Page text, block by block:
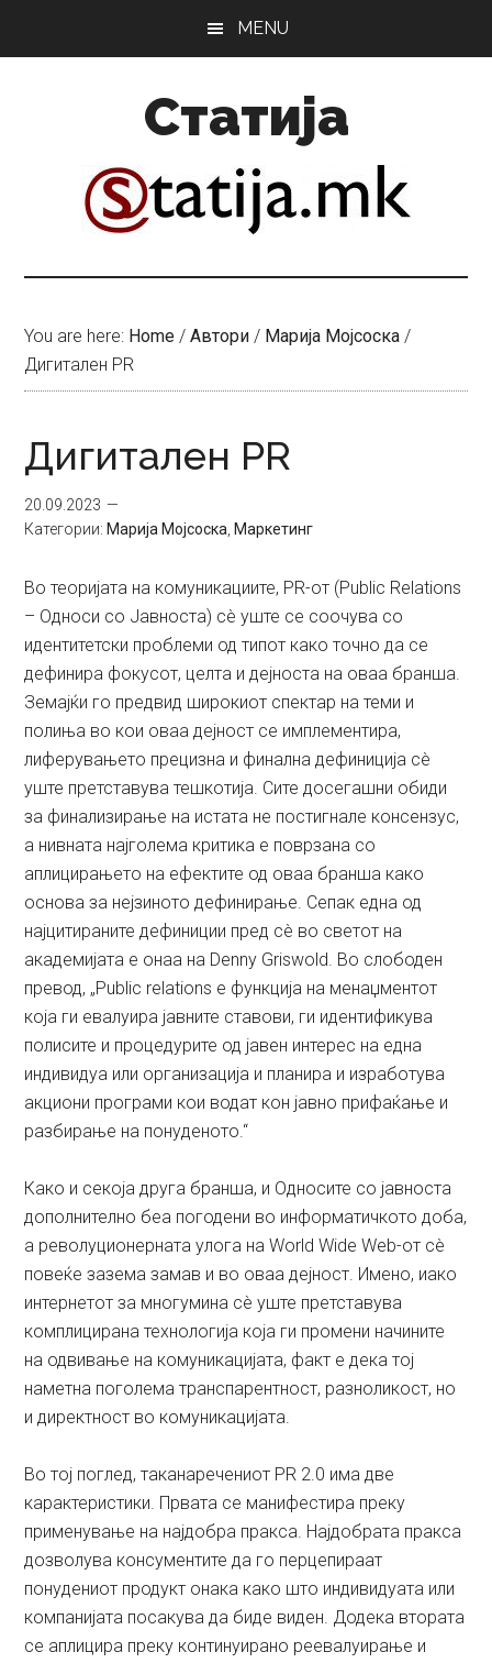
MENU
Статија
You are here: Home / Автори / Марија Мојсоска /
Дигитален PR
Дигитален PR
20.09.2023
Категории: Марија Мојсоска Маркетинг
Во теоријата на комуникациите, PR-от (Public Relations
– Односи со Јавноста) сè уште се соочува со
идентитетски проблеми од типот како точно да се
дефинира фокусот, целта и дејноста на оваа бранша.
Земајќи го предвид широкиот спектар на теми и
полиња во кои оваа дејност се имплементира,
лиферувањето прецизна и финална дефиниција сè
уште претставува тешкотија. Сите досегашни обиди
за финализирање на истата не постигнале консензус,
а нивната најголема критика е поврзана со
аплицирањето на ефектите од оваа бранша како
основа за нејзиното дефинирање. Сепак една од
најцитираните дефиниции пред сè во светот на
академијата е онаа на Denny Griswold. Во слободен
превод, „Public relations е функција на менаџментот
која ги евалуира јавните ставови, ги идентификува
полисите и процедурите од јавен интерес на една
индивидуа или организација и планира и изработува
акциони програми кои водат кон јавно прифаќање и
разбирање на понуденото.“
Како и секоја друга бранша, и Односите со јавноста
дополнително беа погодени во информатичкото доба,
а револуционерната улога на World Wide Web-от сè
повеќе зазема замав и во оваа дејност. Имено, иако
интернетот за многумина сè уште претставува
комплицирана технологија која ги промени начините
на одвивање на комуникацијата, факт е дека тој
наметна поголема транспарентност, разноликост, но
и директност во комуникацијата.
Во тој поглед, таканаречениот PR 2.0 има две
карактеристики. Првата се манифестира преку
применување на најдобра пракса. Најдобрата пракса
дозволува консументите да го перцепираат
понудениот продукт онака како што индивидуата или
компанијата посакува да биде виден. Додека втората
се аплицира преку континуирано реевалуирање и